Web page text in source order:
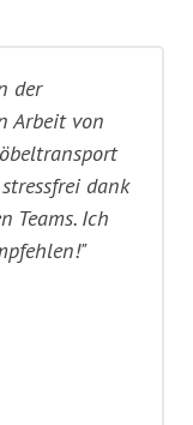
der
Arbeit von
dank
Teams. Ich